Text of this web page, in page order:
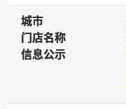
城市
城市
门店名称
门店名称
信息公示
信息公示